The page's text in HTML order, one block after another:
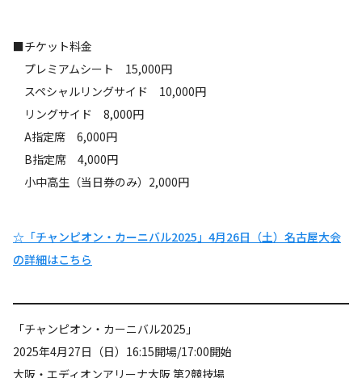
■チケット料金
プレミアムシート 15,000円
スペシャルリングサイド 10,000円
リングサイド 8,000円
A指定席 6,000円
B指定席 4,000円
小中高生（当日券のみ）2,000円
☆「チャンピオン・カーニバル2025」4月26日（土）名古屋大会
の詳細はこちら
「チャンピオン・カーニバル2025」
2025年4月27日（日）16:15開場/17:00開始
大阪・エディオンアリーナ大阪 第2競技場